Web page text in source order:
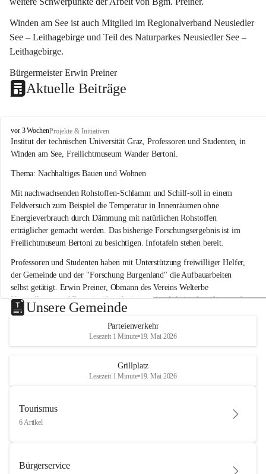
Winden am See ist auch Mitglied im Regionalverband Neusiedler
See – Leithagebirge und Teil des Naturparkes Neusiedler See –
Leithagebirge.
Bürgermeister Erwin Preiner
Aktuelle Beiträge
W
i
n
e
a
m
S
e
e
vor 3 WochenProjekte & Initiativen
Institut der technischen Universität Graz, Professoren und Studenten, in
Winden am See, Freilichtmuseum Wander Bertoni.
Thema: Nachhaltiges Bauen und Wohnen
Mit nachwachsenden Rohstoffen-Schlamm und Schilf-soll in einem
Feldversuch zum Beispiel die Temperatur in Innenräumen ohne
Energieverbrauch durch Dämmung mit natürlichen Rohstoffen
erträglicher gemacht werden. Das bisherige Forschungsergebnis ist im
Freilichtmuseum Bertoni zu besichtigen. Infotafeln stehen bereit.
Professoren und Studenten haben mit Unterstützung freiwilliger Helfer,
der Gemeinde und der "Forschung Burgenland" die Aufbauarbeiten
selbst getätigt. Erwin Preiner, Obmann des Vereins Welterbe
Neusiedlersee und Bgm. ist über die innovative Arbeit sehr erfreut und
hofft auf baldige praktische Anwendung der Forschungsergebnisse.
Gerade in Zeiten des Klimawandels ist jede technologische Innovation
wichtig!
Unsere Gemeinde
Parteienverkehr
Lesezeit 1 Minute•19. Mai 2026
Grillplatz
Lesezeit 1 Minute•19. Mai 2026
Tourismus
6 Artikel
Bürgerservice